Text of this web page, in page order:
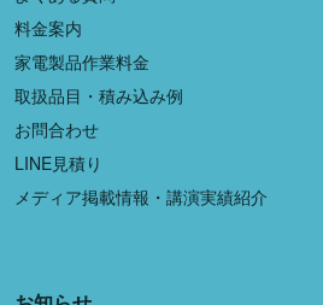
料金案内
家電製品作業料金
取扱品目・積み込み例
お問合わせ
LINE見積り
メディア掲載情報・講演実績紹介